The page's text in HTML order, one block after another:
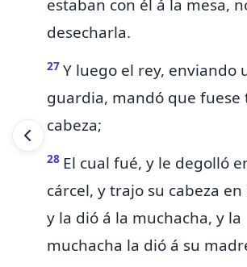
estaban con él á la mesa,
desecharla.
27 Y luego el rey, enviando
guardia, mandó que fuese
cabeza;
28 El cual fué, y le degolló
cárcel, y trajo su cabeza
y la dió á la muchacha, y la
muchacha la dió á su